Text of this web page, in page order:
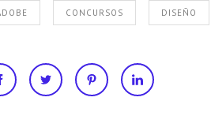
CONCURSOS DISEÑO